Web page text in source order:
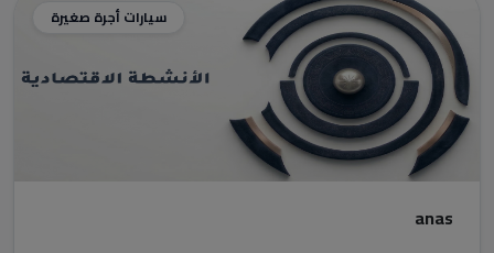
سيارات أجرة صغيرة
anas